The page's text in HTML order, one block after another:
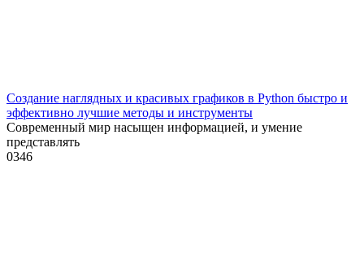
Создание наглядных и красивых графиков в Python быстро и
эффективно лучшие методы и инструменты
Современный мир насыщен информацией, и умение
представлять
0346